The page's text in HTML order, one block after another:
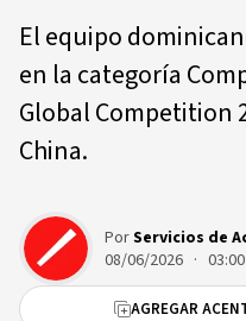
El equipo
en la categoría
Global Competition
China.
PorServicios de
08/06/2026 · 03:00
AGREGAR